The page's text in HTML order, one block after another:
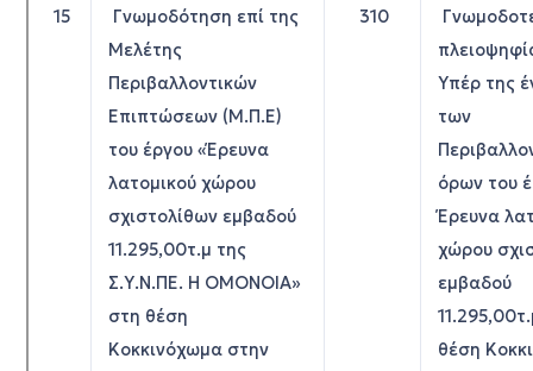
15
Γνωμοδότηση επί της
Μελέτης
Περιβαλλοντικών
Επιπτώσεων (Μ.Π.Ε)
του έργου «Έρευνα
λατομικού χώρου
σχιστολίθων εμβαδού
11.295,00τ.μ της
Σ.Υ.Ν.ΠΕ. Η ΟΜΟΝΟΙΑ»
στη θέση
Κοκκινόχωμα στην
310
Υπέρ της
των
όρων του
Έρευνα
χώρου
εμβαδού
θέση